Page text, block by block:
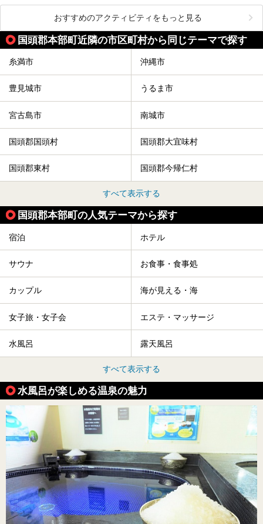
おすすめのアクティビティをもっと見る
国頭郡本部町近隣の市区町村から同じテーマで探す
糸満市 沖縄市
豊見城市 うるま市
宮古島市 南城市
国頭郡国頭村 国頭郡大宜味村
国頭郡東村 国頭郡今帰仁村
すべて表示する
国頭郡本部町の人気テーマから探す
宿泊 ホテル
サウナ お食事・食事処
カップル 海が見える・海
女子旅・女子会 エステ・マッサージ
水風呂 露天風呂
すべて表示する
水風呂が楽しめる温泉の魅力